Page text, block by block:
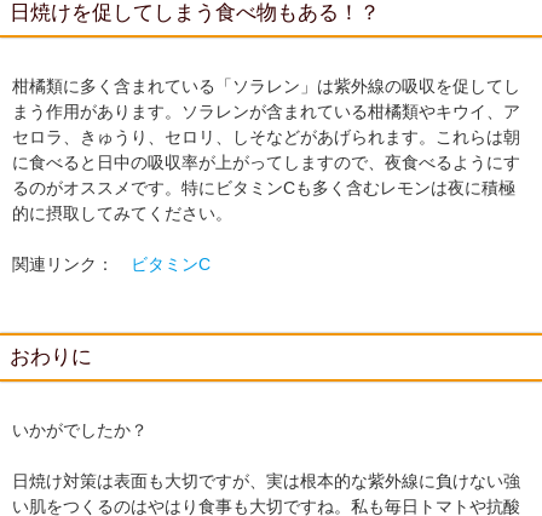
日焼けを促してしまう食べ物もある！？
柑橘類に多く含まれている「ソラレン」は紫外線の吸収を促してし
まう作用があります。ソラレンが含まれている柑橘類やキウイ、ア
セロラ、きゅうり、セロリ、しそなどがあげられます。これらは朝
に食べると日中の吸収率が上がってしますので、夜食べるようにす
るのがオススメです。特にビタミンCも多く含むレモンは夜に積極
的に摂取してみてください。
関連リンク： ビタミンC
おわりに
いかがでしたか？
日焼け対策は表面も大切ですが、実は根本的な紫外線に負けない強
い肌をつくるのはやはり食事も大切ですね。私も毎日トマトや抗酸